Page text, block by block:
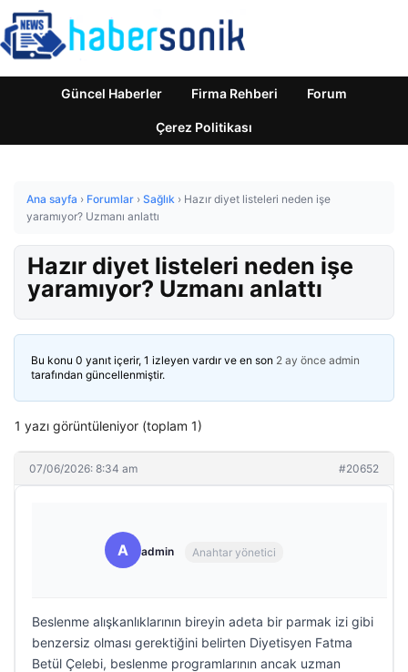
Güncel Haberler Firma Rehberi Forum
Çerez Politikası
Ana sayfa › Forumlar › Sağlık › Hazır diyet listeleri neden işe
yaramıyor? Uzmanı anlattı
Hazır diyet listeleri neden işe
yaramıyor? Uzmanı anlattı
Bu konu 0 yanıt içerir, 1 izleyen vardır ve en son 2 ay önce admin
tarafından güncellenmiştir.
1 yazı görüntüleniyor (toplam 1)
07/06/2026: 8:34 am #20652
A admin Anahtar yönetici
Beslenme alışkanlıklarının bireyin adeta bir parmak izi gibi
benzersiz olması gerektiğini belirten Diyetisyen Fatma
Betül Çelebi, beslenme programlarının ancak uzman